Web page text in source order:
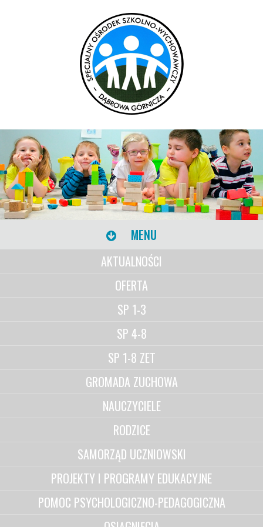
MENU
AKTUALNOŚCI
OFERTA
SP 1-3
SP 4-8
SP 1-8 ZET
GROMADA ZUCHOWA
NAUCZYCIELE
RODZICE
SAMORZĄD UCZNIOWSKI
PROJEKTY I PROGRAMY EDUKACYJNE
POMOC PSYCHOLOGICZNO-PEDAGOGICZNA